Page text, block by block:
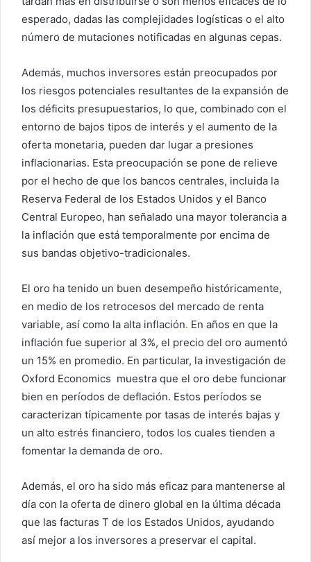
esperado, dadas las complejidades logísticas o el alto
número de mutaciones notificadas en algunas cepas.
Además, muchos inversores están preocupados por
los riesgos potenciales resultantes de la expansión de
los déficits presupuestarios, lo que, combinado con el
entorno de bajos tipos de interés y el aumento de la
oferta monetaria, pueden dar lugar a presiones
inflacionarias. Esta preocupación se pone de relieve
por el hecho de que los bancos centrales, incluida la
Reserva Federal de los Estados Unidos y el Banco
Central Europeo, han señalado una mayor tolerancia a
la inflación que está temporalmente por encima de
sus bandas objetivo-tradicionales.
El oro ha tenido un buen desempeño históricamente,
en medio de los retrocesos del mercado de renta
variable, así como la alta inflación. En años en que la
inflación fue superior al 3%, el precio del oro aumentó
un 15% en promedio. En particular, la investigación de
Oxford Economics muestra que el oro debe funcionar
bien en períodos de deflación. Estos períodos se
caracterizan típicamente por tasas de interés bajas y
un alto estrés financiero, todos los cuales tienden a
fomentar la demanda de oro.
Además, el oro ha sido más eficaz para mantenerse al
día con la oferta de dinero global en la última década
que las facturas T de los Estados Unidos, ayudando
así mejor a los inversores a preservar el capital.